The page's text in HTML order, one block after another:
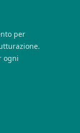
per
ogni